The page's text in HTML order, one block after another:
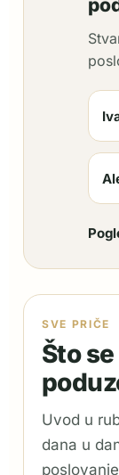
SVE PRIČE
Što
Uvod u
dana u